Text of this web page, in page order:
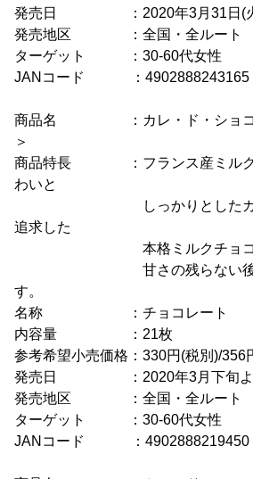
発売日 ：2020年3月31日(火)
発売地区 ：全国・全ルート
ターゲット ：30-60代女性
JANコード ：4902888243165
商品名 ：カレ・ド・ショコラ
＞
商品特長 ：フランス産ミルク
わいと
しっかりとしたカカオ
追求した
本格ミルクチョコレ
甘さの残らない後切れ
す。
名称 ：チョコレート
内容量 ：21枚
参考希望小売価格：330円(税別)/356
発売日 ：2020年3月下旬より
発売地区 ：全国・全ルート
ターゲット ：30-60代女性
JANコード ：4902888219450